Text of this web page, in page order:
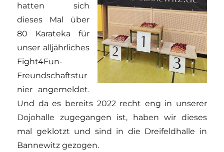
hatten sich
dieses Mal über
80 Karateka für
unser alljährliches
Fight4Fun-
Freundschaftstur
nier angemeldet.
Und da es bereits 2022 recht eng in unserer
Dojohalle zugegangen ist, haben wir dieses
mal geklotzt und sind in die Dreifeldhalle in
Bannewitz gezogen.